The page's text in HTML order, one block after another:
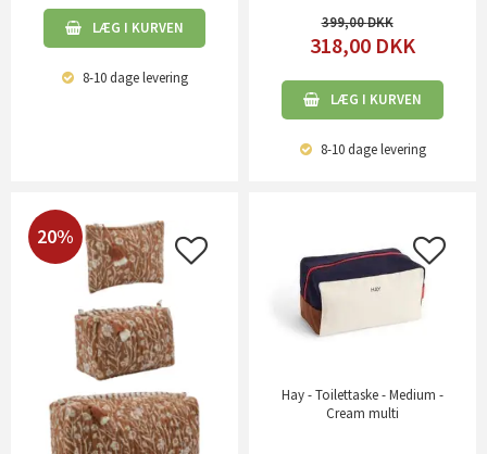
LÆG I KURVEN
8-10 dagelevering
399,00
318,00 DKK
LÆG I KURVEN
8-10 dagelevering
20%
Hay - Toilettaske - Medium -
Cream multi